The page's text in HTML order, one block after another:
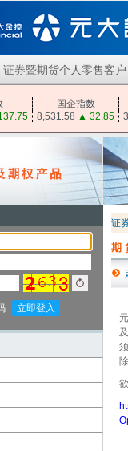
证券暨期货个人零售客户
国企指数
8,531.58 ▲ 32.85
证
期